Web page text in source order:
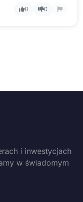
0 0
i inwestycjach
w świadomym